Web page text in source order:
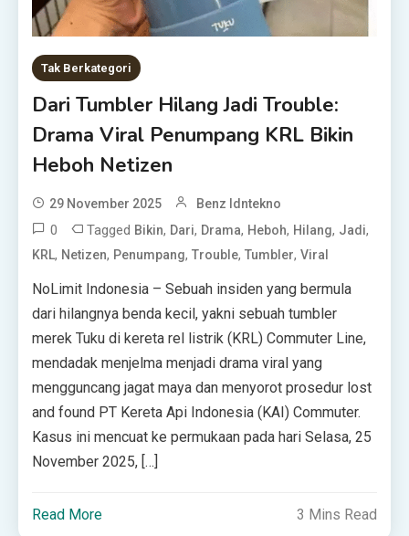
Tak Berkategori
Dari Tumbler Hilang Jadi Trouble:
Drama Viral Penumpang KRL Bikin
Heboh Netizen
29 November 2025 Benz Idntekno
0 Tagged Bikin, Dari, Drama, Heboh, Hilang, Jadi,
KRL, Netizen, Penumpang,Trouble,Tumbler,Viral
NoLimit Indonesia – Sebuah insiden yang bermula
dari hilangnya benda kecil, yakni sebuah tumbler
merek Tuku di kereta rel listrik (KRL) Commuter Line,
mendadak menjelma menjadi drama viral yang
mengguncang jagat maya dan menyorot prosedur lost
and found PT Kereta Api Indonesia (KAI) Commuter.
Kasus ini mencuat ke permukaan pada hari Selasa, 25
November 2025, […]
Read More 3 Mins Read